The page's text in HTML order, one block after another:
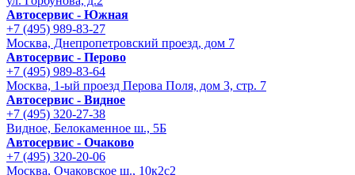
Автосервис - Южная
+7 (495) 989-83-27
Москва, Днепропетровский проезд, дом 7
Автосервис - Перово
+7 (495) 989-83-64
Москва, 1-ый проезд Перова Поля, дом 3, стр. 7
Автосервис - Видное
+7 (495) 320-27-38
Видное, Белокаменное ш., 5Б
Автосервис - Очаково
+7 (495) 320-20-06
Москва, Очаковское ш., 10к2с2